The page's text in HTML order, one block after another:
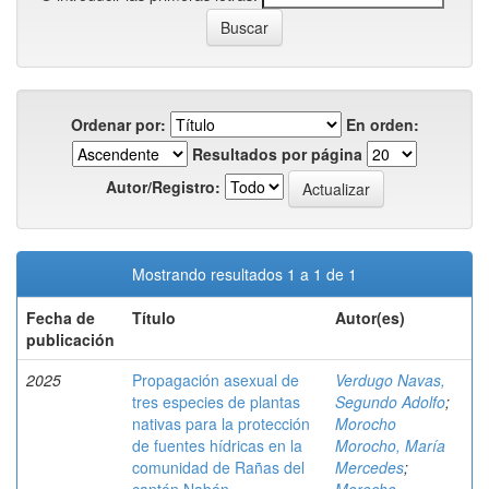
Ordenar por:
En orden:
Resultados por página
Autor/Registro:
Mostrando resultados 1 a 1 de 1
Fecha de
publicación
Título Autor(es)
2025
Propagación asexual de
tres especies de plantas
nativas para la protección
de fuentes hídricas en la
comunidad de Rañas del
Verdugo Navas,
Segundo Adolfo;
Morocho
Morocho, María
Mercedes;